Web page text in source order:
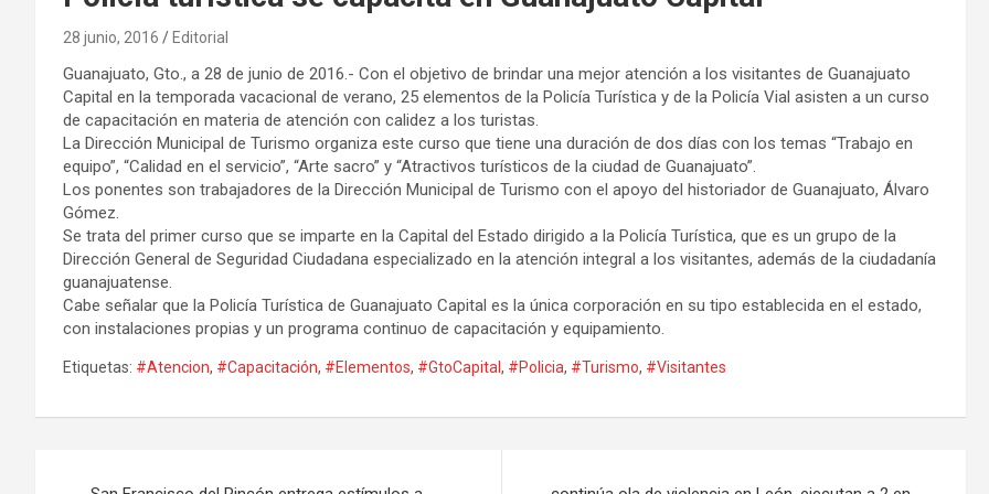
28 junio, 2016 Editorial
Guanajuato, Gto., a 28 de junio de 2016.- Con el objetivo de brindar una mejor atención a los visitantes de Guanajuato
Capital en la temporada vacacional de verano, 25 elementos de la Policía Turística y de la Policía Vial asisten a un curso
de capacitación en materia de atención con calidez a los turistas.
La Dirección Municipal de Turismo organiza este curso que tiene una duración de dos días con los temas “Trabajo en
equipo”, “Calidad en el servicio”, “Arte sacro” y “Atractivos turísticos de la ciudad de Guanajuato”.
Los ponentes son trabajadores de la Dirección Municipal de Turismo con el apoyo del historiador de Guanajuato, Álvaro
Gómez.
Se trata del primer curso que se imparte en la Capital del Estado dirigido a la Policía Turística, que es un grupo de la
Dirección General de Seguridad Ciudadana especializado en la atención integral a los visitantes, además de la ciudadanía
guanajuatense.
Cabe señalar que la Policía Turística de Guanajuato Capital es la única corporación en su tipo establecida en el estado,
con instalaciones propias y un programa continuo de capacitación y equipamiento.
Etiquetas: #Atencion, #Capacitación, #Elementos, #GtoCapital , #Policia, #Turismo, #Visitantes